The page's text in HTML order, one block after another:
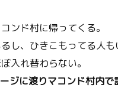
ンド村に帰ってくる。
し、ひきこもってる人も
入れ替わらない。
ジに渡りマコンド村内で